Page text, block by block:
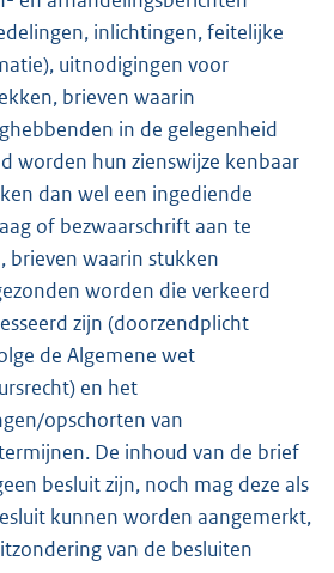
inlichtingen, feitelijke
uitnodigingen voor
brieven waarin
in de gelegenheid
worden hun zienswijze kenbaar
dan wel een ingediende
of bezwaarschrift aan te
brieven waarin stukken
worden die verkeerd
zijn (doorzendplicht
de Algemene wet
en het
opschorten van
De inhoud van de brief
besluit zijn, noch mag deze als
kunnen worden aangemerkt,
van de besluiten